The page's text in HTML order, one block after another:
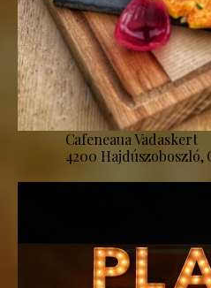
Cafeneaua Vadaskert
4200 Hajdúszoboszló,